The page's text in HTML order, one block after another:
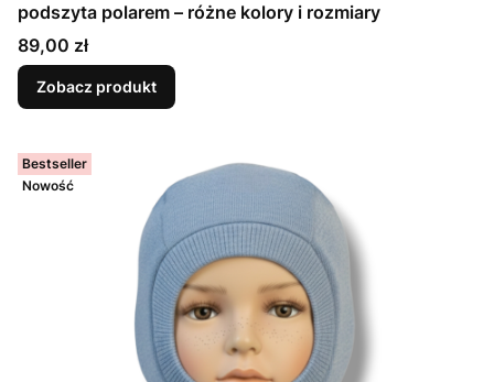
podszyta polarem – różne kolory i rozmiary
Cena
89,00 zł
Zobacz produkt
Bestseller
Nowość